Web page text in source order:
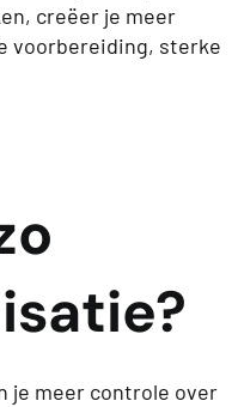
creëer je meer
voorbereiding, sterke
je meer controle over